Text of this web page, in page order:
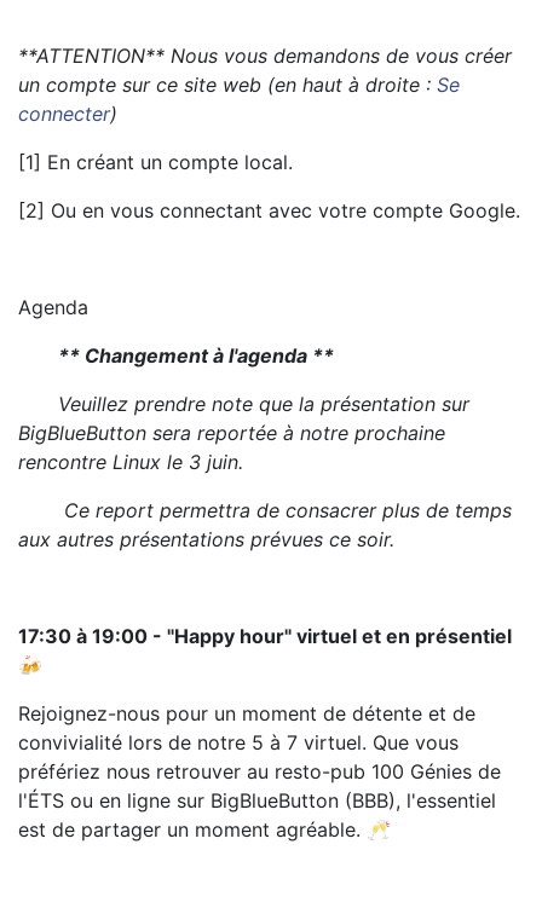
**ATTENTION** Nous vous demandons de vous créer
un compte sur ce site web (en haut à droite : Se
connecter)
[1] En créant un compte local.
[2] Ou en vous connectant avec votre compte Google.
Agenda
** Changement à l'agenda **
Veuillez prendre note que la présentation sur
BigBlueButton sera reportée à notre prochaine
rencontre Linux le 3 juin.
Ce report permettra de consacrer plus de temps
aux autres présentations prévues ce soir.
17:30 à 19:00 - "Happy hour" virtuel et en présentiel
🍻
Rejoignez-nous pour un moment de détente et de
convivialité lors de notre 5 à 7 virtuel. Que vous
préfériez nous retrouver au resto-pub 100 Génies de
l'ÉTS ou en ligne sur BigBlueButton (BBB), l'essentiel
est de partager un moment agréable. 🥂